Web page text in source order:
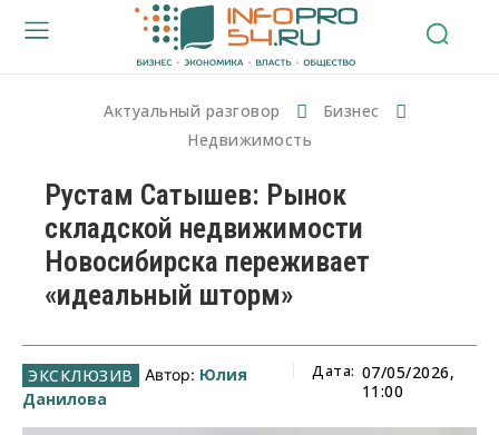
Актуальный разговор
Бизнес
Недвижимость
Рустам Сатышев: Рынок
складской недвижимости
Новосибирска переживает
«идеальный шторм»
Автор: Юлия
Данилова
Дата: 07/05/2026,
11:00